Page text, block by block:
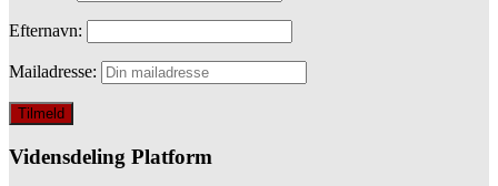
Efternavn:
Mailadresse:
Vidensdeling Platform